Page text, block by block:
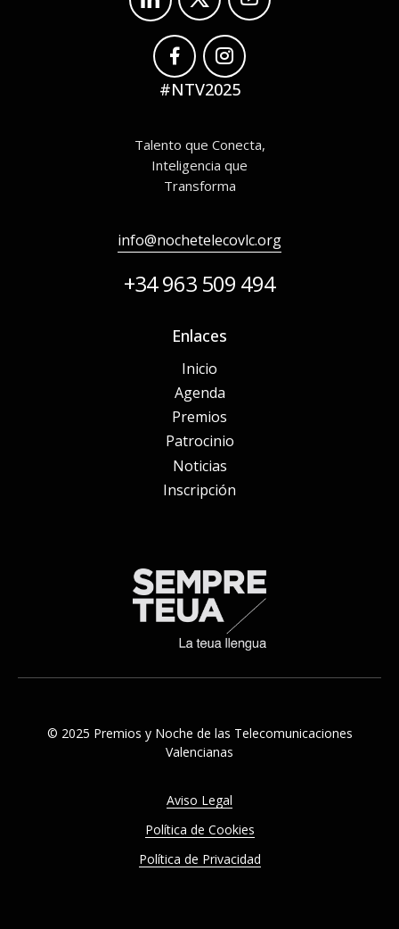
#NTV2025
Talento que Conecta,
Inteligencia que
Transforma
info@nochetelecovlc.org
+34 963 509 494
Enlaces
Inicio
Agenda
Premios
Patrocinio
Noticias
Inscripción
© 2025 Premios y Noche de las Telecomunicaciones
Valencianas
Aviso Legal
Política de Cookies
Política de Privacidad